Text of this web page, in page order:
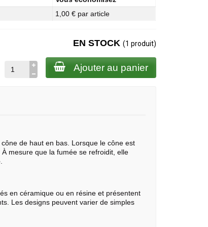
1,00 € par article
EN STOCK (1 produit)
Ajouter au panier
de haut en bas. Lorsque le cône est
mesure que la fumée se refroidit, elle
en céramique ou en résine et présentent
Les designs peuvent varier de simples